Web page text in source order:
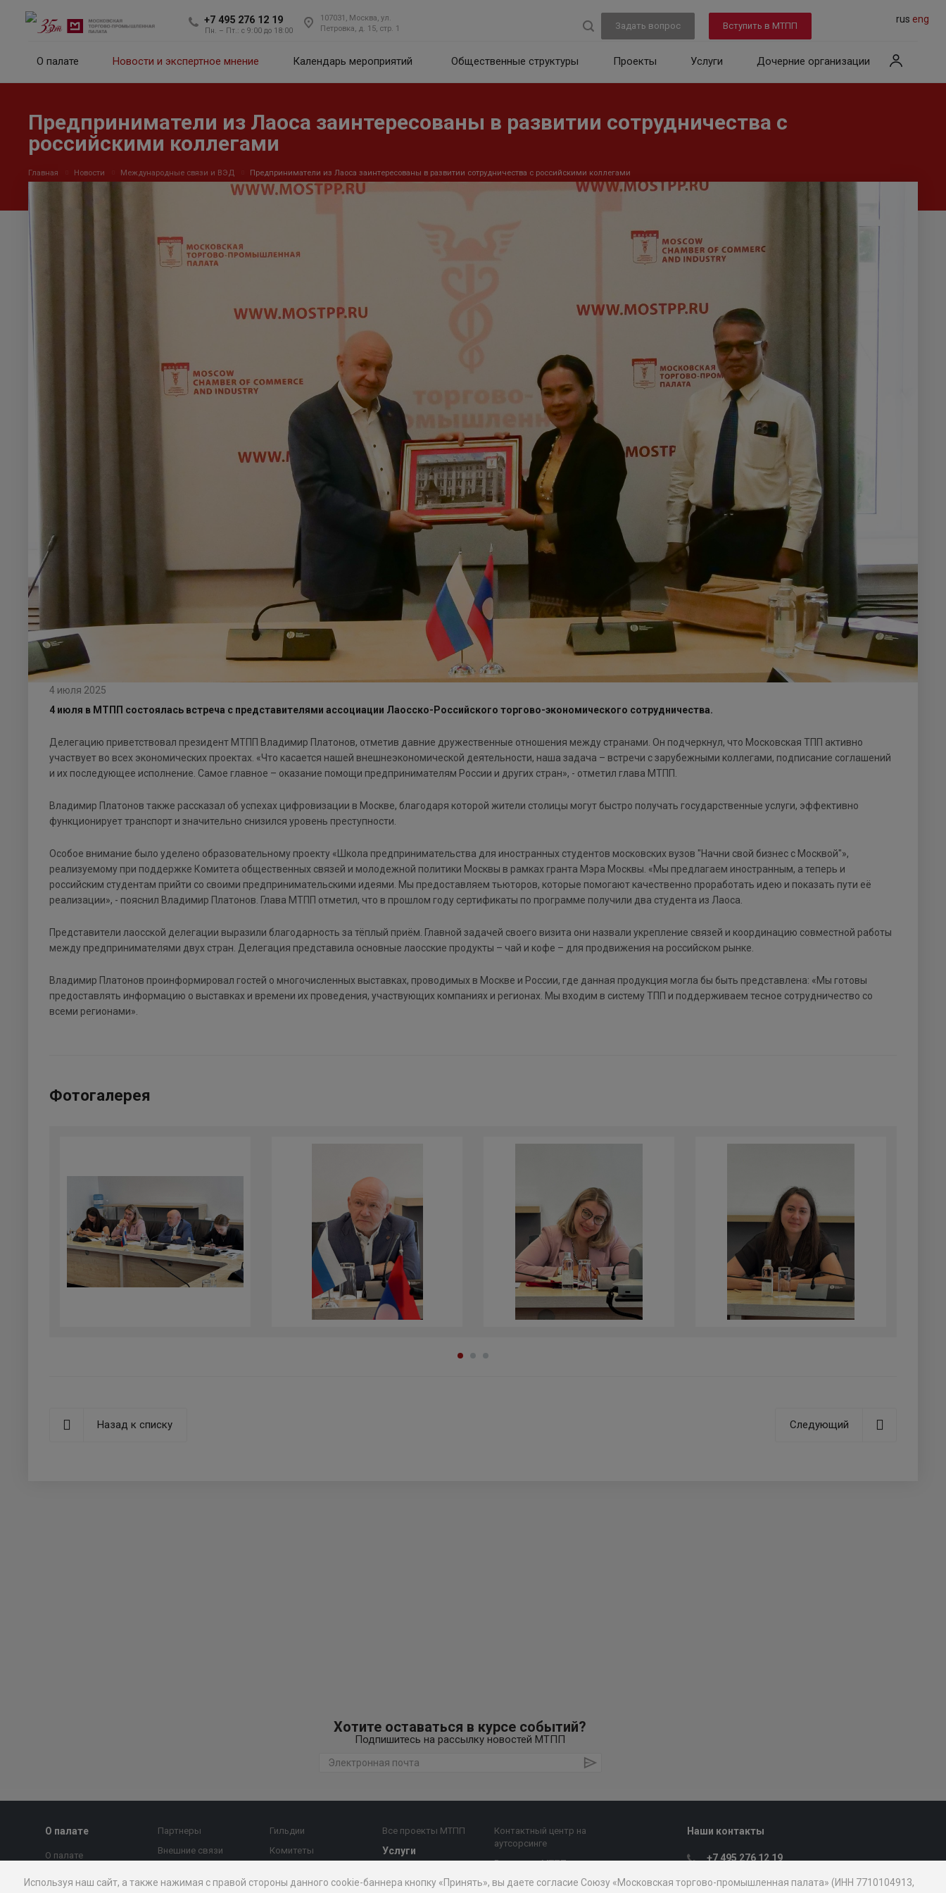
+7 495 276 12 19
Пн. – Пт.: с 9:00 до 18:00
107031, Москва, ул.
Петровка, д. 15, стр. 1
Задать вопрос Вступить в МТПП
rus eng
О палате Новости и экспертное мнение Календарь мероприятий Общественные структуры Проекты Услуги Дочерние организации
Предприниматели из Лаоса заинтересованы в развитии сотрудничества с
российскими коллегами
Главная Новости Международные связи и ВЭД Предприниматели из Лаоса заинтересованы в развитии сотрудничества с российскими коллегами
4 июля 2025
4 июля в МТПП состоялась встреча с представителями ассоциации Лаосско-Российского торгово-экономического сотрудничества.
Делегацию приветствовал президент МТПП Владимир Платонов, отметив давние дружественные отношения между странами. Он подчеркнул, что Московская ТПП активно
участвует во всех экономических проектах. «Что касается нашей внешнеэкономической деятельности, наша задача – встречи с зарубежными коллегами, подписание соглашений
и их последующее исполнение. Самое главное – оказание помощи предпринимателям России и других стран», - отметил глава МТПП.
Владимир Платонов также рассказал об успехах цифровизации в Москве, благодаря которой жители столицы могут быстро получать государственные услуги, эффективно
функционирует транспорт и значительно снизился уровень преступности.
Особое внимание было уделено образовательному проекту «Школа предпринимательства для иностранных студентов московских вузов "Начни свой бизнес с Москвой"»,
реализуемому при поддержке Комитета общественных связей и молодежной политики Москвы в рамках гранта Мэра Москвы. «Мы предлагаем иностранным, а теперь и
российским студентам прийти со своими предпринимательскими идеями. Мы предоставляем тьюторов, которые помогают качественно проработать идею и показать пути её
реализации», - пояснил Владимир Платонов. Глава МТПП отметил, что в прошлом году сертификаты по программе получили два студента из Лаоса.
Представители лаосской делегации выразили благодарность за тёплый приём. Главной задачей своего визита они назвали укрепление связей и координацию совместной работы
между предпринимателями двух стран. Делегация представила основные лаосские продукты – чай и кофе – для продвижения на российском рынке.
Владимир Платонов проинформировал гостей о многочисленных выставках, проводимых в Москве и России, где данная продукция могла бы быть представлена: «Мы готовы
предоставлять информацию о выставках и времени их проведения, участвующих компаниях и регионах. Мы входим в систему ТПП и поддерживаем тесное сотрудничество со
всеми регионами».
Фотогалерея
Назад к списку Следующий
Хотите оставаться в курсе событий?
Подпишитесь на рассылку новостей МТПП
О палате
О палате
Партнеры
Внешние связи
коррупции
Гильдии
Комитеты
Экспертный совет
Все проекты МТПП
Услуги
диагностика
Контактный центр на
аутсорсинге
Все услуги МТПП
Дочерние
Наши контакты
+7 495 276 12 19
Используя наш сайт, а также нажимая с правой стороны данного cookie-баннера кнопку «Принять», вы даете согласие Союзу «Московская торгово-промышленная палата» (ИНН 7710104913,